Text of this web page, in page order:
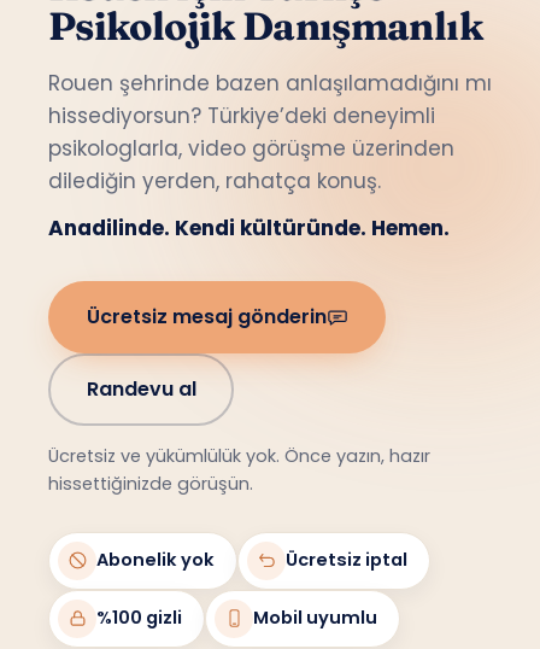
Psikolojik Danışmanlık
Rouen şehrinde bazen anlaşılamadığını mı
hissediyorsun? Türkiye’deki deneyimli
psikologlarla, video görüşme üzerinden
dilediğin yerden, rahatça konuş.
Anadilinde. Kendi kültüründe. Hemen.
Ücretsiz mesaj gönderin
Randevu al
Ücretsiz ve yükümlülük yok. Önce yazın, hazır
hissettiğinizde görüşün.
Abonelik yok Ücretsiz iptal
%100 gizli Mobil uyumlu